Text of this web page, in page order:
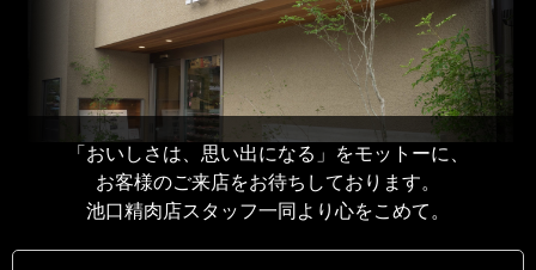
「おいしさは、思い出になる」をモットーに、
お客様のご来店をお待ちしております。
池口精肉店スタッフ一同より心をこめて。